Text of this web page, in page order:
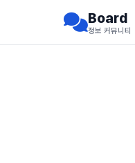
Board
정보 커뮤니티